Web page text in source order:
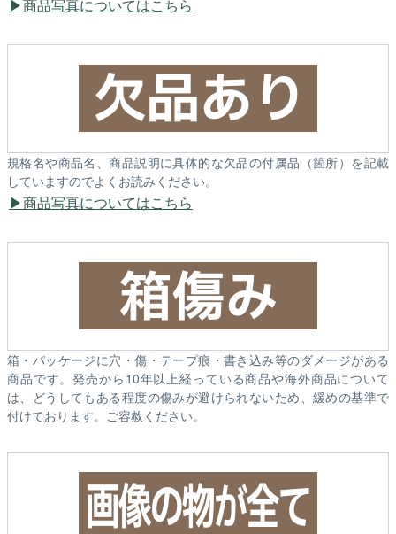
商品写真についてはこちら
規格名や商品名、商品説明に具体的な欠品の付属品（箇所）を記載
していますのでよくお読みください。
商品写真についてはこちら
箱・パッケージに穴・傷・テープ痕・書き込み等のダメージがある
商品です。発売から10年以上経っている商品や海外商品について
は、どうしてもある程度の傷みが避けられないため、緩めの基準で
付けております。ご容赦ください。